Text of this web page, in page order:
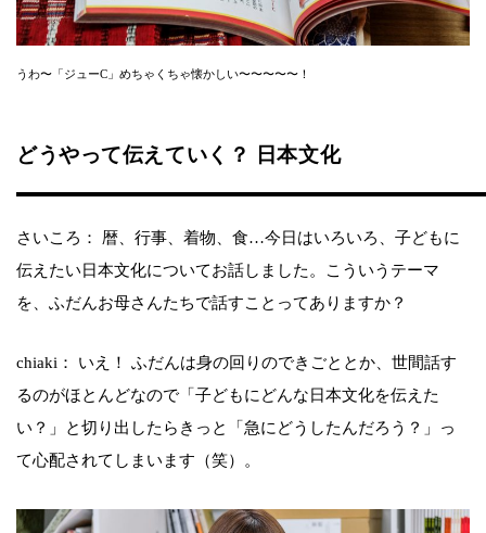
うわ〜「ジューC」めちゃくちゃ懐かしい〜〜〜〜〜！
どうやって伝えていく？ 日本文化
さいころ： 暦、行事、着物、食…今日はいろいろ、子どもに
伝えたい日本文化についてお話しました。こういうテーマ
を、ふだんお母さんたちで話すことってありますか？
chiaki： いえ！ ふだんは身の回りのできごととか、世間話す
るのがほとんどなので「子どもにどんな日本文化を伝えた
い？」と切り出したらきっと「急にどうしたんだろう？」っ
て心配されてしまいます（笑）。